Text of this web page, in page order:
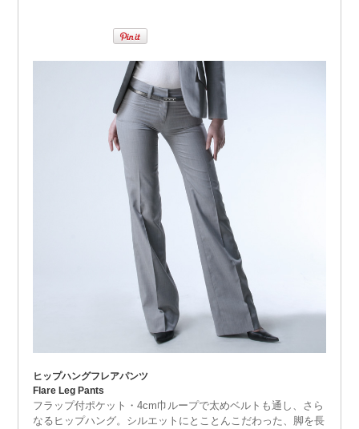
ヒップハングフレアパンツ
Flare Leg Pants
フラップ付ポケット・4cm巾ループで太めベルトも通し、さら
なるヒップハング。シルエットにとことんこだわった、脚を長